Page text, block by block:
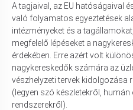
A tagjaival, az EU hatóságaival
való folyamatos egyeztetések
intézményeket és a
megfelelő lépéseket a
érdekében. Erre azért volt
nagykereskedők számára az
vészhelyzeti tervek
(legyen szó készletekről,
rendszerekről).